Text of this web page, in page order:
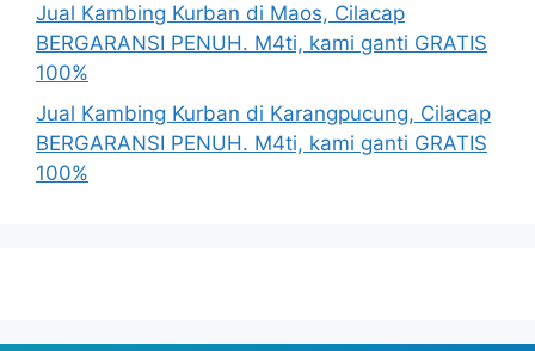
Jual Kambing Kurban di Maos, Cilacap
BERGARANSI PENUH. M4ti, kami ganti GRATIS
100%
Jual Kambing Kurban di Karangpucung, Cilacap
BERGARANSI PENUH. M4ti, kami ganti GRATIS
100%